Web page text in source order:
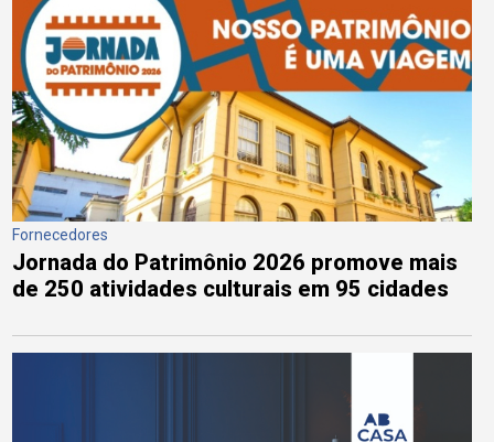
Fornecedores
Jornada do Patrimônio 2026 promove mais
de 250 atividades culturais em 95 cidades